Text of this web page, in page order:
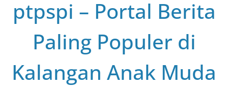
ptpspi – Portal Berita
Paling Populer di
Kalangan Anak Muda